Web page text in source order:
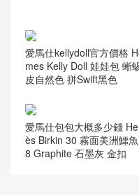
onstance 18 原廠鴕鳥皮 7L
Blue de 馬耳他藍U刻
包 價格和圖片 大號口蓋包